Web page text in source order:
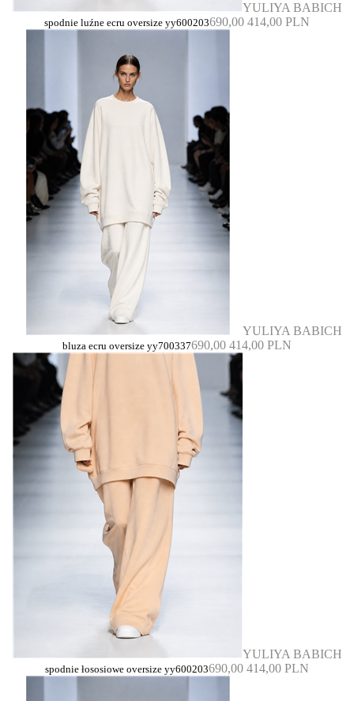
YULIYA BABICH
spodnie luźne ecru oversize yy600203690,00 414,00 PLN
YULIYA BABICH
bluza ecru oversize yy700337690,00 414,00 PLN
YULIYA BABICH
spodnie łososiowe oversize yy600203690,00 414,00 PLN